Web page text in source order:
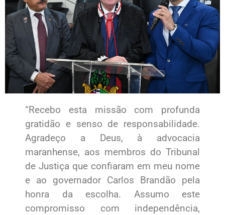
“Recebo esta missão com profunda
gratidão e senso de responsabilidade.
Agradeço a Deus, à advocacia
maranhense, aos membros do Tribunal
de Justiça que confiaram em meu nome
e ao governador Carlos Brandão pela
honra da escolha. Assumo este
compromisso com independência,